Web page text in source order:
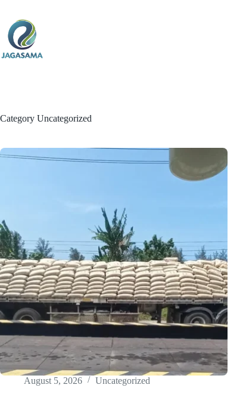
content
Category Uncategorized
August 5, 2026 Uncategorized